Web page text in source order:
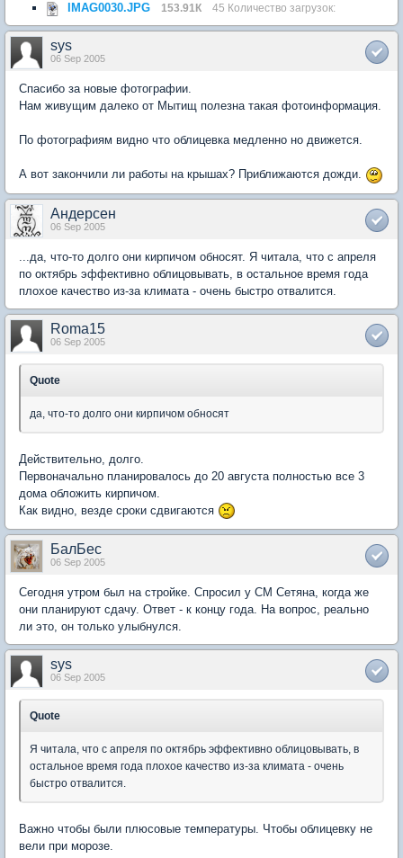
IMAG0030.JPG
153.91К 45 Количество загрузок:
sys
06 Sep 2005
Спасибо за новые фотографии.
Нам живущим далеко от Мытищ полезна такая фотоинформация.
По фотографиям видно что облицевка медленно но движется.
А вот закончили ли работы на крышах? Приближаются дожди.
Андерсен
06 Sep 2005
...да, что-то долго они кирпичом обносят. Я читала, что с апреля
по октябрь эффективно облицовывать, в остальное время года
плохое качество из-за климата - очень быстро отвалится.
Roma15
06 Sep 2005
Quote
да, что-то долго они кирпичом обносят
Действительно, долго.
Первоначально планировалось до 20 августа полностью все 3
дома обложить кирпичом.
Как видно, везде сроки сдвигаются
БалБес
06 Sep 2005
Сегодня утром был на стройке. Спросил у СМ Сетяна, когда же
они планируют сдачу. Ответ - к концу года. На вопрос, реально
ли это, он только улыбнулся.
sys
06 Sep 2005
Quote
Я читала, что с апреля по октябрь эффективно облицовывать, в
остальное время года плохое качество из-за климата - очень
быстро отвалится.
Важно чтобы были плюсовые температуры. Чтобы облицевку не
вели при морозе.